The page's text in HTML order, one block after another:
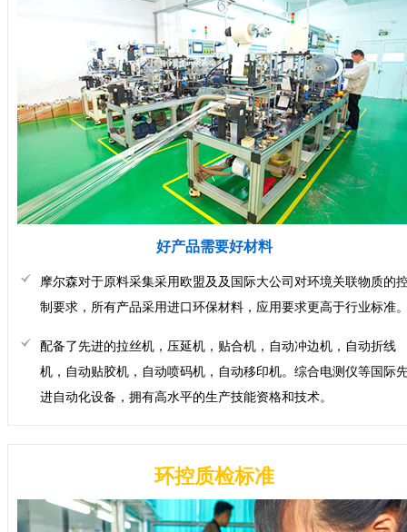
好产品需要好材料
摩尔森对于原料采集采用欧盟及及国际大公司对环境关联物质的
制要求，所有产品采用进口环保材料，应用要求更高于行业标准
配备了先进的拉丝机，压延机，贴合机，自动冲边机，自动折线
机，自动贴胶机，自动喷码机，自动移印机。综合电测仪等国际
进自动化设备，拥有高水平的生产技能资格和技术。
环控质检标准